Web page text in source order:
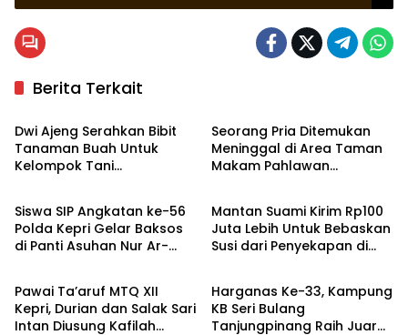
Berita Terkait
Tanjungpinang
Dwi Ajeng Serahkan Bibit
Tanaman Buah Untuk
Kelompok Tani
Seorang Pria Ditemukan
Meninggal di Area Taman
Makam Pahlawan
Tanjungpinang
Siswa SIP Angkatan ke-56
Polda Kepri Gelar Baksos
di Panti Asuhan Nur Ar-
Hukrim
Mantan Suami Kirim Rp100
Juta Lebih Untuk Bebaskan
Susi dari Penyekapan di
Bintan
Pawai Ta’aruf MTQ XII
Kepri, Durian dan Salak Sari
Intan Diusung Kafilah
Tanjungpinang
Harganas Ke-33, Kampung
KB Seri Bulang
Tanjungpinang Raih Juara